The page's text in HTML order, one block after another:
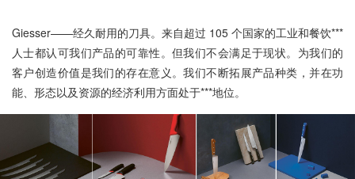
Giesser——经久耐用的刀具。来自超过 105 个国家的工业和餐饮***
人士都认可我们产品的可靠性。但我们不会满足于现状。为我们的
客户创造价值是我们的存在意义。我们不断拓展产品种类，并在功
能、形态以及资源的经济利用方面处于***地位。